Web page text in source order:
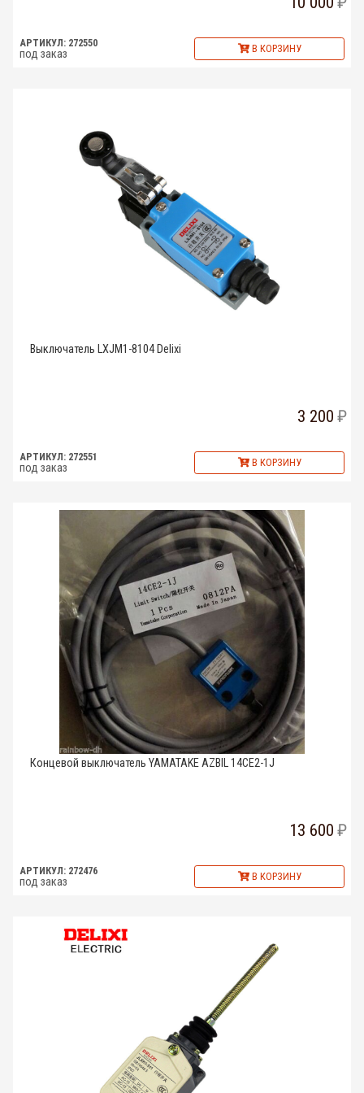
АРТИКУЛ: 272550
под заказ В КОРЗИНУ
Выключатель LXJM1-8104 Delixi
3 200
АРТИКУЛ: 272551
под заказ В КОРЗИНУ
Концевой выключатель YAMATAKE AZBIL 14CE2-1J
13 600
АРТИКУЛ: 272476
под заказ В КОРЗИНУ